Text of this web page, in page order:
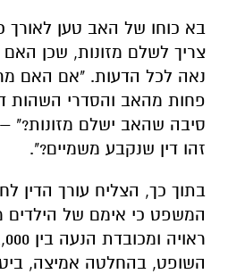
בא כוחו של האב טען לאורך
צריך לשלם מזונות, שכן
נאה לכל הדעות. "אם האם
פחות מהאב והסדרי השהות
סיבה שהאב ישלם מזונות?" –
זהו דין שנקבע משמיים?".
בתוך כך, הצליח עורך הדין
המשפט כי אימם של הילדים
השופט, בהחלטה אמיצה,